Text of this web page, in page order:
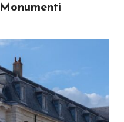
Monumenti